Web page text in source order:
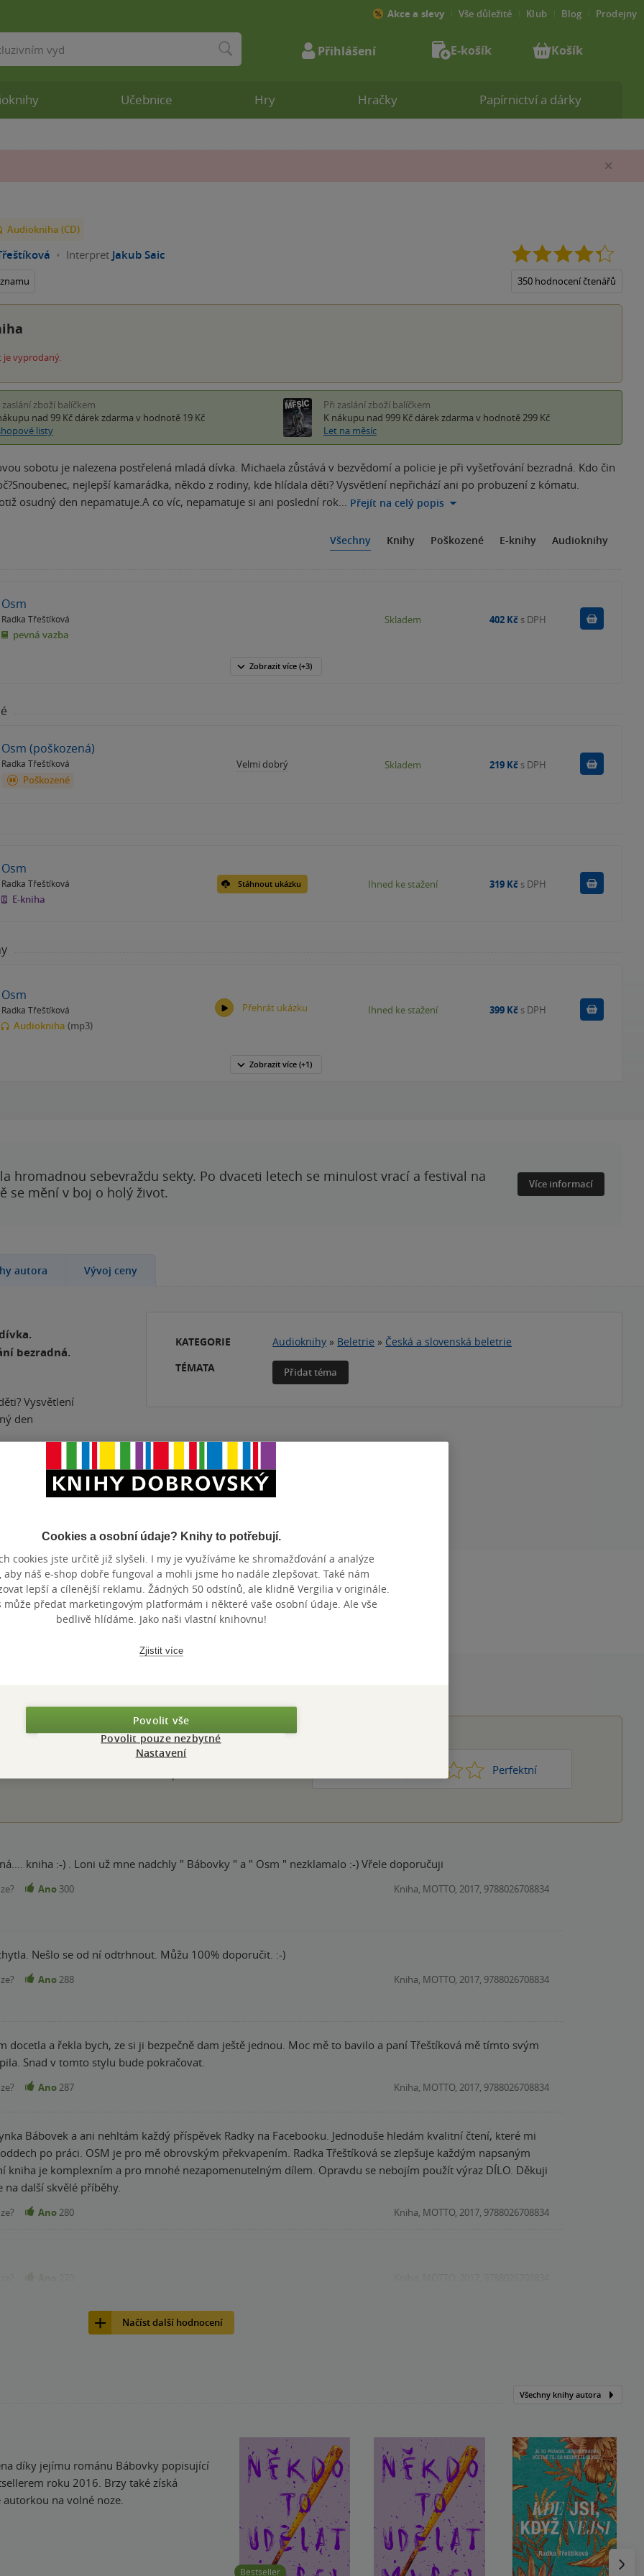
Audiokniha (CD)
Interpret Jakub Saic
5
350 hodnocení čtenářů
je vyprodaný.
zaslání zboží balíčkem
nad 99 Kč dárek zdarma v hodnotě 19 Kč
listy
Při zaslání zboží balíčkem
K nákupu nad 999 Kč dárek zdarma v hodnotě 299 Kč
Let na měsíc
sobotu je nalezena postřelená mladá dívka. Michaela zůstává v bezvědomí a policie je při vyšetřování bezradná. Kdo čin
nejlepší kamarádka, někdo z rodiny, kde hlídala děti? Vysvětlení nepřichází ani po probuzení z kómatu.
osudný den nepamatuje.A co víc, nepamatuje si ani poslední rok… Přejít na celý popis
Všechny Knihy Poškozené E-knihy Audioknihy
Osm
Radka Třeštíková
pevná vazba
Skladem 402 Kč s DPH
Zobrazit více (+3)
Osm (poškozená)
Radka Třeštíková
Poškozené
Velmi dobrý Skladem 219 Kč s DPH
Osm
Radka Třeštíková
E-kniha
Stáhnout ukázku Ihned ke stažení 319 Kč s DPH Koupit
Osm
Radka Třeštíková
Audiokniha (mp3)
Přehrát ukázku Ihned ke stažení 399 Kč s DPH Koupit
Zobrazit více (+1)
hromadnou sebevraždu sekty. Po dvaceti letech se minulost vrací a festival na
se mění v boj o holý život.
Více informací
autora Vývoj ceny
bezradná.
Vysvětlení
den
začal tak
KATEGORIE Audioknihy » Beletrie » Česká a slovenská beletrie
TÉMATA
Přidat téma
CD
VYDÁNÍ
30.04.2019
8594050427198
ROZMĚR
140 x 125
DATUM DOTISKU
2.05.2019
PŘIDEJTE SVÉ HODNOCENÍ PRODUKTU
Perfektní
kniha :-) . Loni už mne nadchly " Bábovky " a " Osm " nezklamalo :-) Vřele doporučuji
Ano 300 Kniha, MOTTO, 2017, 9788026708834
Nešlo se od ní odtrhnout. Můžu 100% doporučit. :-)
Ano288 Kniha, MOTTO, 2017, 9788026708834
docetla a řekla bych, ze si ji bezpečně dam ještě jednou. Moc mě to bavilo a paní Třeštíková mě tímto svým
Snad v tomto stylu bude pokračovat.
Ano287 Kniha, MOTTO, 2017, 9788026708834
Bábovek a ani nehltám každý příspěvek Radky na Facebooku. Jednoduše hledám kvalitní čtení, které mi
po práci. OSM je pro mě obrovským překvapením. Radka Třeštíková se zlepšuje každým napsaným
kniha je komplexním a pro mnohé nezapomenutelným dílem. Opravdu se nebojím použít výraz DÍLO. Děkuji
na další skvělé příběhy.
Ano280 Kniha, MOTTO, 2017, 9788026708834
Načíst další hodnocení
Všechny knihy autora
díky jejímu románu Bábovky popisující
roku 2016. Brzy také získá
na volné noze.
Bestseller
Učebnice Hry Hračky Papírnictví a dárky
Akce a slevy Vše důležité Klub Blog Prodejny
Přihlášení E-košík Košík
Cookies a osobní údaje? Knihy to potřebují.
cookies jste určitě již slyšeli. I my je využíváme ke shromažďování a analýze
aby náš e-shop dobře fungoval a mohli jsme ho nadále zlepšovat. Také nám
lepší a cílenější reklamu. Žádných 50 odstínů, ale klidně Vergilia v originále.
může předat marketingovým platformám i některé vaše osobní údaje. Ale vše
bedlivě hlídáme. Jako naši vlastní knihovnu!
Zjistit více
Povolit vše
Povolit pouze nezbytné
Nastavení